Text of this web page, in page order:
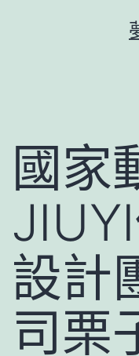
國家
設計
司栗